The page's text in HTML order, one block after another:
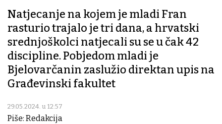
Natjecanje na kojem je mladi Fran
rasturio trajalo je tri dana, a hrvatski
srednjoškolci natjecali su se u čak 42
discipline. Pobjedom mladi je
Bjelovarčanin zaslužio direktan upis na
Građevinski fakultet
29.05.2024. u 12:57
Piše: Redakcija